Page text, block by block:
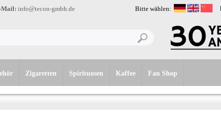
Bitte wählen:
Mail: info@tecon-gmbh.de
Zigaretten Spirituosen Kaffee Fan Shop